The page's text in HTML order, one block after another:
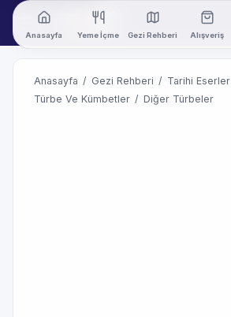
Anasayfa Yeme İçme Gezi Rehberi Alışveriş
Anasayfa / Gezi Rehberi / Tarihi Eserler
Türbe Ve Kümbetler / Diğer Türbeler